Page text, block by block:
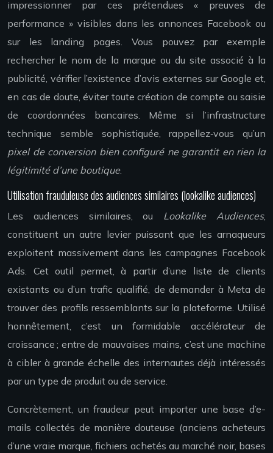
impressionner par ces prétendues « preuves de
performance » visibles dans les annonces Facebook ou
sur les landing pages. Vous pouvez par exemple
rechercher le nom de la marque ou du site associé à la
publicité, vérifier l’existence d’avis externes sur Google et,
en cas de doute, éviter toute création de compte ou saisie
de coordonnées bancaires. Même si l’infrastructure
technique semble sophistiquée, rappellez‑vous qu’un
pixel de conversion bien configuré ne garantit en rien la
légitimité d’une boutique.
Utilisation frauduleuse des audiences similaires (lookalike audiences)
Les audiences similaires, ou Lookalike Audiences,
constituent un autre levier puissant que les arnaqueurs
exploitent massivement dans les campagnes Facebook
Ads. Cet outil permet, à partir d’une liste de clients
existants ou d’un trafic qualifié, de demander à Meta de
trouver des profils ressemblants sur la plateforme. Utilisé
honnêtement, c’est un formidable accélérateur de
croissance ; entre de mauvaises mains, c’est une machine
à cibler à grande échelle des internautes déjà intéressés
par un type de produit ou de service.
Concrètement, un fraudeur peut importer une base d’e-
mails collectés de manière douteuse (anciens acheteurs
d’une vraie marque, fichiers achetés au marché noir, bases